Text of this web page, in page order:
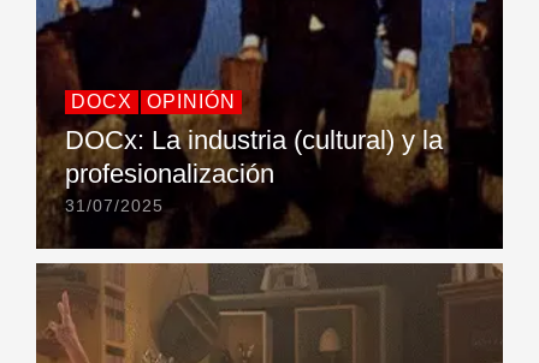
DOCX OPINIÓN
DOCx: La industria (cultural) y la
profesionalización
31/07/2025